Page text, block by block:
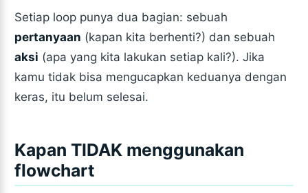
Setiap loop punya dua bagian: sebuah
pertanyaan (kapan kita berhenti?) dan sebuah
aksi (apa yang kita lakukan setiap kali?). Jika
kamu tidak bisa mengucapkan keduanya dengan
keras, itu belum selesai.
Kapan TIDAK menggunakan
flowchart